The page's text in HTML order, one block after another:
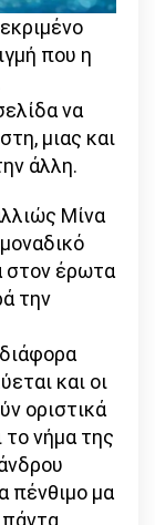
που η
να
μιας και
άλλη.
Μίνα
στον έρωτα
την
και οι
οριστικά
το νήμα της
πένθιμο μα